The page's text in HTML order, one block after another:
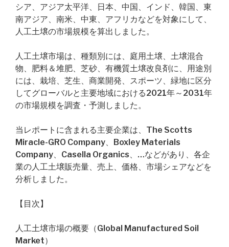
シア、アジア太平洋、日本、中国、インド、韓国、東
南アジア、南米、中東、アフリカなどを対象にして、
人工土壌の市場規模を算出しました。
人工土壌市場は、種類別には、庭用土壌、土壌混合
物、肥料＆堆肥、芝砂、有機質土壌改良剤に、用途別
には、栽培、芝生、商業開発、スポーツ、緑地に区分
してグローバルと主要地域における2021年～2031年
の市場規模を調査・予測しました。
当レポートに含まれる主要企業は、The Scotts
Miracle-GRO Company、Boxley Materials
Company、Casella Organics、…などがあり、各企
業の人工土壌販売量、売上、価格、市場シェアなどを
分析しました。
【目次】
人工土壌市場の概要（Global Manufactured Soil
Market）